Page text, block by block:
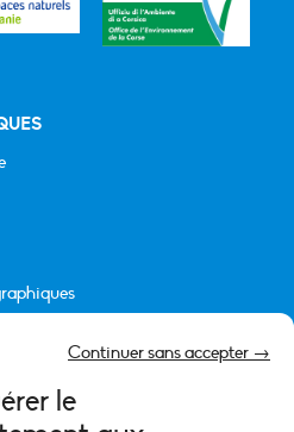
le
Continuer sans accepter →